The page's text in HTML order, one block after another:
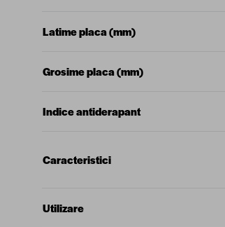
Latime placa (mm)
Grosime placa (mm)
Indice antiderapant
Caracteristici
Utilizare